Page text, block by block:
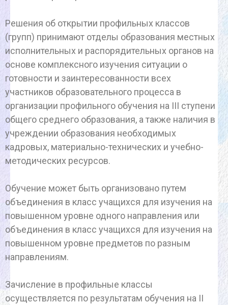
Решения об открытии профильных классов
(групп) принимают отделы образования местных
исполнительных и распорядительных органов на
основе комплексного изучения ситуации о
готовности и заинтересованности всех
участников образовательного процесса в
организации профильного обучения на III ступени
общего среднего образования, а также наличия в
учреждении образования необходимых
кадровых, материально-технических и учебно-
методических ресурсов.
Обучение может быть организовано путем
объединения в класс учащихся для изучения на
повышенном уровне одного направления или
объединения в класс учащихся для изучения на
повышенном уровне предметов по разным
направлениям.
Зачисление в профильные классы
осуществляется по результатам обучения на II